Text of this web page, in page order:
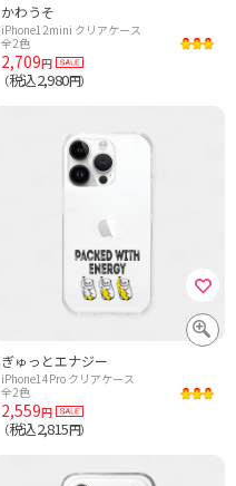
かわうそ
iPhone12mini クリアケース
全2色
2,709円
（税込2,980円）
ぎゅっとエナジー
iPhone14Pro クリアケース
全2色
2,559円
（税込2,815円）